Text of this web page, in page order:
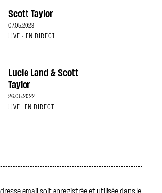
Scott Taylor
07.05.2023
LIVE · EN DIRECT
Lucie Land & Scott
Taylor
26.05.2022
LIVE- EN DIRECT
email soit enregistrée et utilisée dans le